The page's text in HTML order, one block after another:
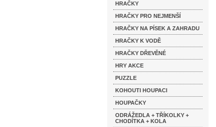
HRAČKY
HRAČKY PRO NEJMENŠÍ
HRAČKY NA PÍSEK A ZAHRADU
HRAČKY K VODĚ
HRAČKY DŘEVĚNÉ
HRY AKCE
PUZZLE
KOHOUTI HOUPACI
HOUPAČKY
ODRÁŽEDLA + TŘÍKOLKY +
CHODÍTKA + KOLA